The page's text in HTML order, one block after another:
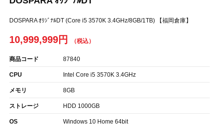
DOSPARA ｵﾘｼﾞﾅﾙDT (Core i5 3570K 3.4GHz/8GB/1TB) 【福岡倉庫】
10,999,999円
商品コード 87840
CPU Intel Core i5 3570K 3.4GHz
メモリ 8GB
ストレージ HDD 1000GB
OS Windows 10 Home 64bit